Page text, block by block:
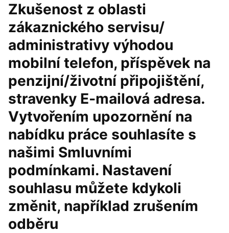
Zkušenost z oblasti
zákaznického servisu/
administrativy výhodou
mobilní telefon, příspěvek na
penzijní/životní připojištění,
stravenky E-mailová adresa.
Vytvořením upozornění na
nabídku práce souhlasíte s
našimi Smluvními
podmínkami. Nastavení
souhlasu můžete kdykoli
změnit, například zrušením
odběru